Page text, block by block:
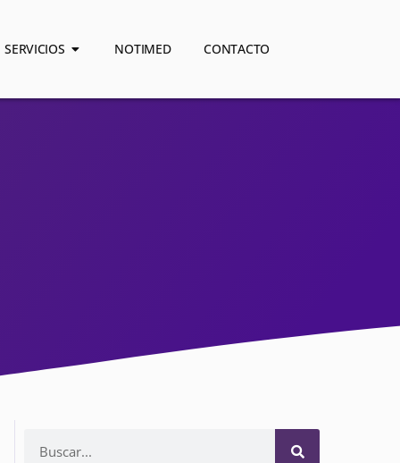
SERVICIOS NOTIMED CONTACTO